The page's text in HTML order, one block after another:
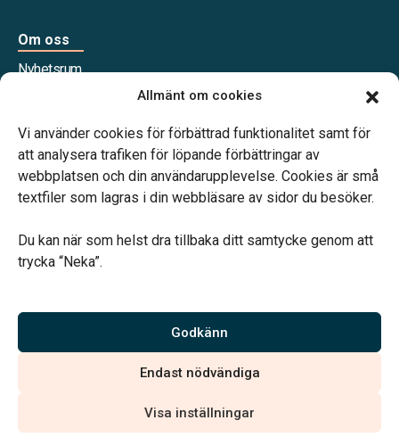
Allmänt om cookies
Vi använder cookies för förbättrad funktionalitet samt för
att analysera trafiken för löpande förbättringar av
webbplatsen och din användarupplevelse. Cookies är små
textfiler som lagras i din webbläsare av sidor du besöker.
Du kan när som helst dra tillbaka ditt samtycke genom att
trycka “Neka”.
Godkänn
Endast nödvändiga
Visa inställningar
Om oss
Nyhetsrum
Våra samarbetspartners
familjejuridiken – genom hela livet.